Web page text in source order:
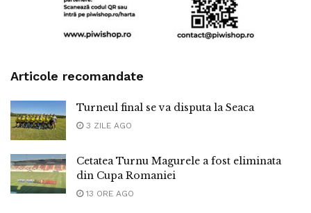
Articole recomandate
Turneul final se va disputa la Seaca
3 ZILE AGO
Cetatea Turnu Magurele a fost eliminata
din Cupa Romaniei
13 ORE AGO